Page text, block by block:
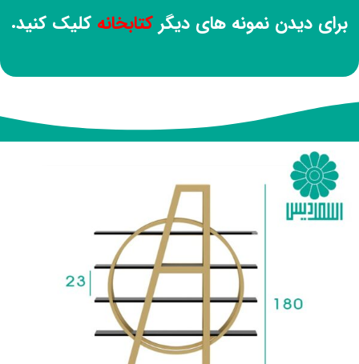
برای دیدن نمونه های دیگر کتابخانه کلیک کنید.